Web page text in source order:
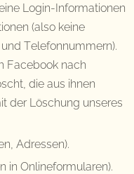
Login-Informationen
(also keine
Telefonnummern).
Facebook nach
die aus ihnen
der Löschung unseres
Adressen).
in Onlineformularen).